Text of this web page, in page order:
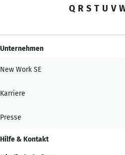
Q R S T U V
Unternehmen
New Work SE
Karriere
Presse
Hilfe & Kontakt